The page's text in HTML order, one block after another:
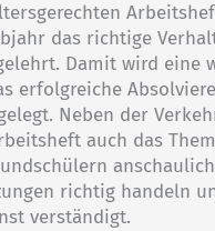
das richtige
Damit wird eine
erfolgreiche
Neben der
auch das
richtig handeln
verständigt.